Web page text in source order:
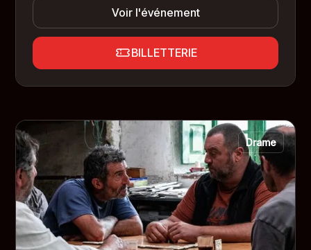
Voir l'événement
BILLETTERIE
Drame